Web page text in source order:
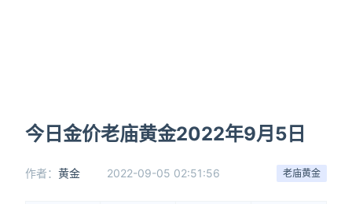
今日金价老庙黄金2022年9月5日
老庙黄金
作者： 黄金 2022-09-05 02:51:56